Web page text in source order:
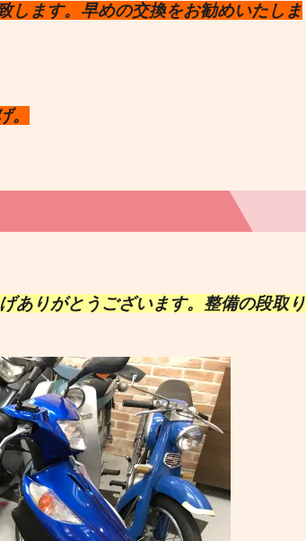
します。早めの交換をお勧めいたしま
。
りがとうございます。整備の段取り